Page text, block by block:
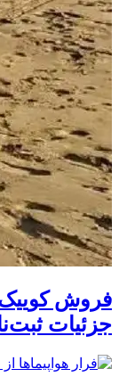
جزئیات